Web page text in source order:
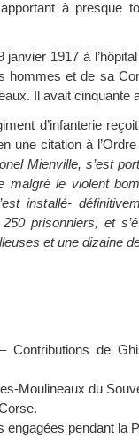
apportant à
janvier 1917 à
hommes et de sa
Il avait cinquante
d’infanterie
une citation à
Mienville, s’est
malgré le violent
installé-
prisonniers, et
et une dizaine
Contributions de
Moulineaux du
engagées pendant la